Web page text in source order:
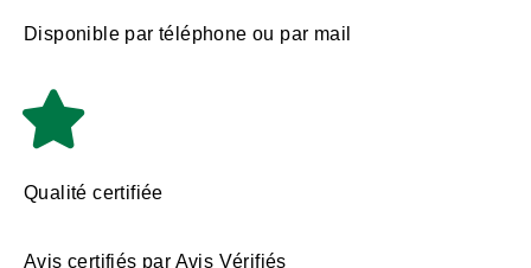
Disponible par téléphone ou par mail
Qualité certifiée
Avis certifiés par Avis Vérifiés